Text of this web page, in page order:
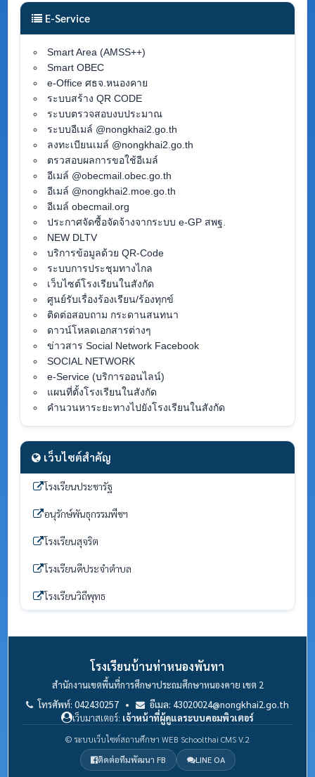
E-Service
Smart Area (AMSS++)
Smart OBEC
e-Office ศธจ.หนองคาย
ระบบสร้าง QR CODE
ระบบตรวจสอบงบประมาณ
ระบบอีเมล์ @nongkhai2.go.th
ลงทะเบียนเมล์ @nongkhai2.go.th
ตรวสอบผลการขอใช้อีเมล์
อีเมล์ @obecmail.obec.go.th
อีเมล์ @nongkhai2.moe.go.th
อีเมล์ obecmail.org
ประกาศจัดซื้อจัดจ้างจากระบบ e-GP สพฐ.
NEW DLTV
บริการข้อมูลด้วย QR-Code
ระบบการประชุมทางไกล
เว็บไซต์โรงเรียนในสังกัด
ศูนย์รับเรื่องร้องเรียน/ร้องทุกข์
ติดต่อสอบถาม กระดานสนทนา
ดาวน์โหลดเอกสารต่างๆ
ข่าวสาร Social Network Facebook
SOCIAL NETWORK
e-Service (บริการออนไลน์)
แผนที่ตั้งโรงเรียนในสังกัด
คำนวนหาระยะทางไปยังโรงเรียนในสังกัด
เว็บไซต์สำคัญ
โรงเรียนประชารัฐ
อนุรักษ์พันธุกรรมพืชฯ
โรงเรียนสุจริต
โรงเรียนดีประจำตำบล
โรงเรียนวิถีพุทธ
โรงเรียนบ้านท่าหนองพันทา
สำนักงานเขตพื้นที่การศึกษาประถมศึกษาหนองคาย เขต 2
โทรศัพท์: 042430257 •
อีเมล: 43020024@nongkhai2.go.th
เว็บมาสเตอร์: เจ้าหน้าที่ผู้ดูแลระบบคอมพิวเตอร์
© ระบบเว็บไซต์สถานศึกษา WEB Schoolthai CMS V.2
ติดต่อทีมพัฒนา FB
LINE OA